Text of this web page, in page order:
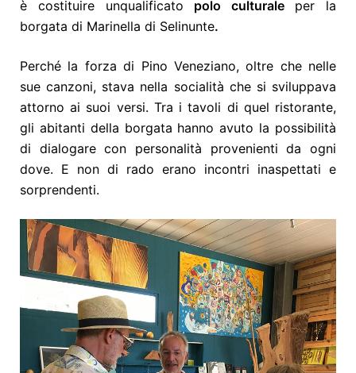
è costituire unqualificato polo culturale per la
borgata di Marinella di Selinunte.
Perché la forza di Pino Veneziano, oltre che nelle
sue canzoni, stava nella socialità che si sviluppava
attorno ai suoi versi. Tra i tavoli di quel ristorante,
gli abitanti della borgata hanno avuto la possibilità
di dialogare con personalità provenienti da ogni
dove. E non di rado erano incontri inaspettati e
sorprendenti.